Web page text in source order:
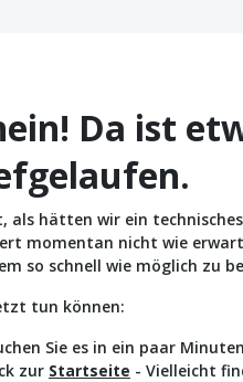
Da ist
als hätten wir ein
momentan nicht wie
so schnell wie möglich zu
tun können:
Sie es in ein paar
zur Startseite - Vielleicht